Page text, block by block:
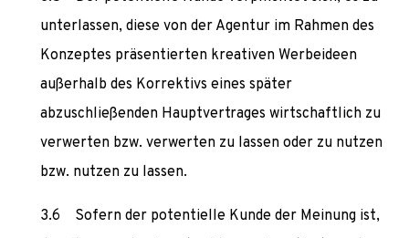
unterlassen, diese von der Agentur im Rahmen des
Konzeptes präsentierten kreativen Werbeideen
außerhalb des Korrektivs eines später
abzuschließenden Hauptvertrages wirtschaftlich zu
verwerten bzw. verwerten zu lassen oder zu nutzen
bzw. nutzen zu lassen.
Sofern der potentielle Kunde der Meinung ist,